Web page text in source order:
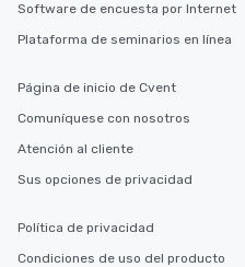
Software de encuesta por Internet
Plataforma de seminarios en línea
Página de inicio de Cvent
Comuníquese con nosotros
Atención al cliente
Sus opciones de privacidad
Política de privacidad
Condiciones de uso del producto